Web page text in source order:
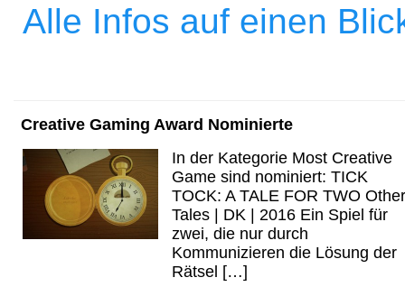
Alle Infos auf einen
Creative Gaming Award Nominierte
In der Kategorie Most Creative
Game sind nominiert: TICK
TOCK: A TALE FOR TWO Other
Tales | DK | 2016 Ein Spiel für
zwei, die nur durch
Kommunizieren die Lösung der
Rätsel […]